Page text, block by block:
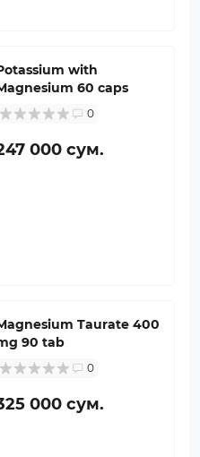
with
60 caps
0
000 сум.
Taurate 400
90 tab
0
000 сум.